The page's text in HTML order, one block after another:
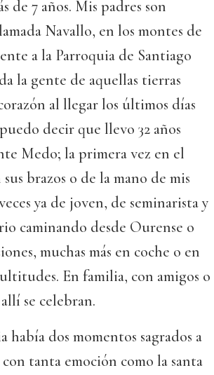
de 7 años. Mis padres son
Navallo, en los montes de
a la Parroquia de Santiago
la gente de aquellas tierras
al llegar los últimos días
decir que llevo 32 años
Medo; la primera vez en el
brazos o de la mano de mis
ya de joven, de seminarista y
caminando desde Ourense o
muchas más en coche o en
En familia, con amigos o
se celebran.
dos momentos sagrados a
tanta emoción como la santa